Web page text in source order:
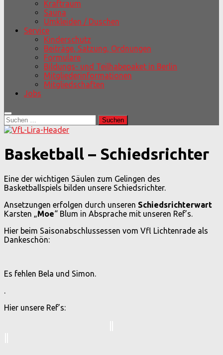
Kraftraum
Sauna
Umkleiden / Duschen
Service
Kinderschutz
Beiträge, Satzung, Ordnungen
Formulare
Bildungs- und Teilhabepaket in Berlin
Mitgliederinformationen
Mitgliedschaften
Jobs
Suchen
nach:
Basketball – Schiedsrichter
Eine der wichtigen Säulen zum Gelingen des
Basketballspiels bilden unsere Schiedsrichter.
Ansetzungen erfolgen durch unseren Schiedsrichterwart
Karsten „Moe“ Blum in Absprache mit unseren Ref’s.
Hier beim Saisonabschlussessen vom Vfl Lichtenrade als
Dankeschön:
Es fehlen Bela und Simon.
.
Hier unsere Ref’s: